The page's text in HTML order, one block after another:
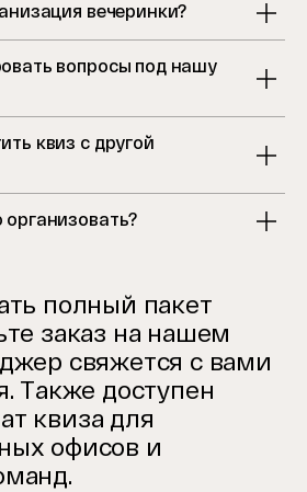
вечеринки?
вопросы под нашу
квиз с другой
полный пакет
заказ на нашем
свяжется с вами
Также доступен
квиза для
офисов и